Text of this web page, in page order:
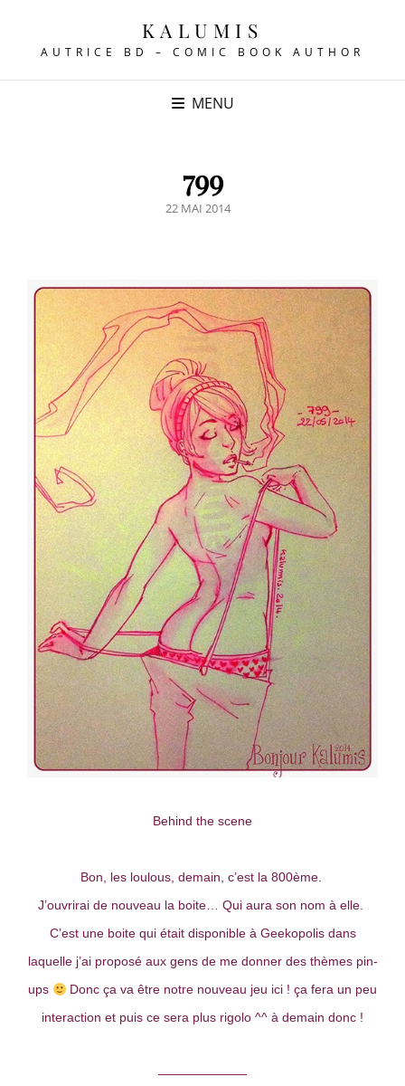
KALUMIS
AUTRICE BD – COMIC BOOK AUTHOR
MENU
799
POSTED
22 MAI 2014
Behind the scene
Bon, les loulous, demain, c’est la 800ème.
J’ouvrirai de nouveau la boite… Qui aura son nom à elle.
C’est une boite qui était disponible à Geekopolis dans
laquelle j’ai proposé aux gens de me donner des thèmes pin-
ups
Donc ça va être notre nouveau jeu ici ! ça fera un peu
interaction et puis ce sera plus rigolo ^^ à demain donc !
———————